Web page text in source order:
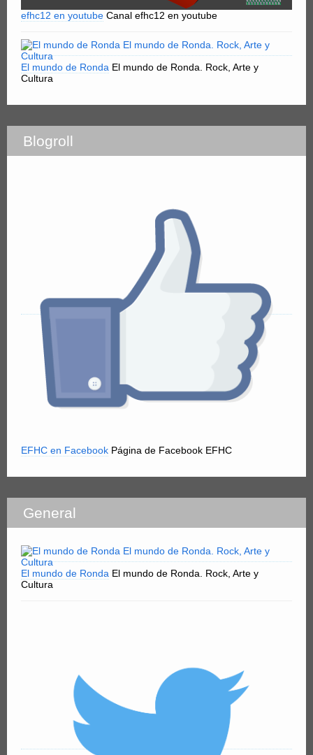
efhc12 en youtube Canal efhc12 en youtube
El mundo de Ronda El mundo de Ronda. Rock, Arte y
Cultura
Blogroll
EFHC en Facebook Página de Facebook EFHC
General
El mundo de Ronda El mundo de Ronda. Rock, Arte y
Cultura